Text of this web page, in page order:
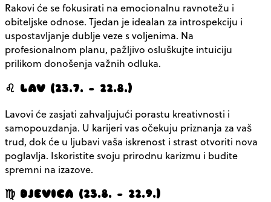
Rakovi će se fokusirati na emocionalnu ravnotežu i
obiteljske odnose. Tjedan je idealan za introspekciju i
uspostavljanje dublje veze s voljenima. Na
profesionalnom planu, pažljivo osluškujte intuiciju
prilikom donošenja važnih odluka.
♌ LAV (23.7. – 22.8.)
Lavovi će zasjati zahvaljujući porastu kreativnosti i
samopouzdanja. U karijeri vas očekuju priznanja za vaš
trud, dok će u ljubavi vaša iskrenost i strast otvoriti nova
poglavlja. Iskoristite svoju prirodnu karizmu i budite
spremni na izazove.
♍ DJEVICA (23.8. – 22.9.)